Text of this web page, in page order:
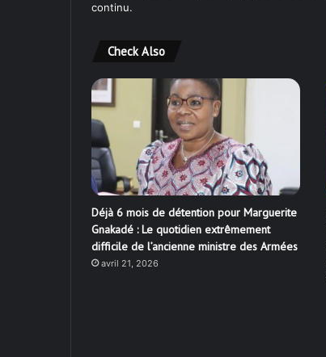
continu.
Check Also
Déjà 6 mois de détention pour Marguerite
Gnakadé : Le quotidien extrêmement
difficile de l’ancienne ministre des Armées
avril 21, 2026